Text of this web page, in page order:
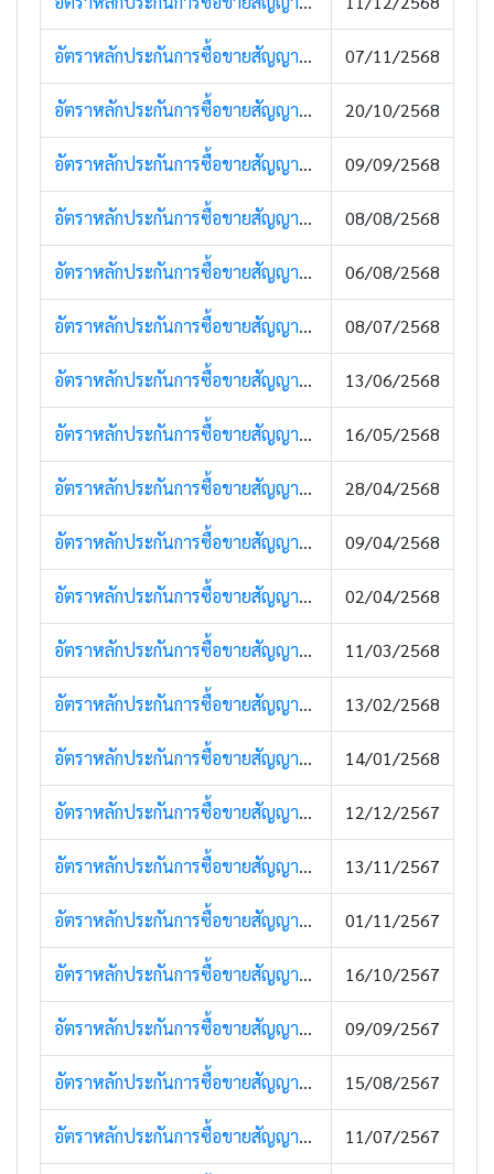
อัตราหลักประกันการซื้อขายสัญญาซื้อขายล่วงหน้า (11 พฤศจิกายน 2568) 07/11/2568
อัตราหลักประกันการซื้อขายสัญญาซื้อขายล่วงหน้า (16 ตุลาคม 2568) 20/10/2568
อัตราหลักประกันการซื้อขายสัญญาซื้อขายล่วงหน้า (10 กันยายน 2568) 09/09/2568
อัตราหลักประกันการซื้อขายสัญญาซื้อขายล่วงหน้า (Super Margin) (8 สิงหาคม 2568) 08/08/2568
อัตราหลักประกันการซื้อขายสัญญาซื้อขายล่วงหน้า (8 สิงหาคม 2568) 06/08/2568
อัตราหลักประกันการซื้อขายสัญญาซื้อขายล่วงหน้า (8 กรกฎาคม 2568) 08/07/2568
อัตราหลักประกันการซื้อขายสัญญาซื้อขายล่วงหน้า (13 มิถุนายน 2568) 13/06/2568
อัตราหลักประกันการซื้อขายสัญญาซื้อขายล่วงหน้า (16 พฤษภาคม 2568) 16/05/2568
อัตราหลักประกันการซื้อขายสัญญาซื้อขายล่วงหน้า (28 เมษายน 2568) 28/04/2568
อัตราหลักประกันการซื้อขายสัญญาซื้อขายล่วงหน้า (10 เมษายน 2568) 09/04/2568
อัตราหลักประกันการซื้อขายสัญญาซื้อขายล่วงหน้า (2 เมษายน 2568) 02/04/2568
อัตราหลักประกันการซื้อขายสัญญาซื้อขายล่วงหน้า (12 มีนาคม 2568) 11/03/2568
อัตราหลักประกันการซื้อขายสัญญาซื้อขายล่วงหน้า (13 กุมภาพันธ์ 2568) 13/02/2568
อัตราหลักประกันการซื้อขายสัญญาซื้อขายล่วงหน้า (15 มกราคม 2568) 14/01/2568
อัตราหลักประกันการซื้อขายสัญญาซื้อขายล่วงหน้า (12 ธันวาคม 2567) 12/12/2567
อัตราหลักประกันการซื้อขายสัญญาซื้อขายล่วงหน้า (13 พฤศจิกายน 2567) 13/11/2567
อัตราหลักประกันการซื้อขายสัญญาซื้อขายล่วงหน้า (4 พฤศจิกายน 2567) 01/11/2567
อัตราหลักประกันการซื้อขายสัญญาซื้อขายล่วงหน้า (17 ตุลาคม 2567) 16/10/2567
อัตราหลักประกันการซื้อขายสัญญาซื้อขายล่วงหน้า (11 กันยายน 2567) 09/09/2567
อัตราหลักประกันการซื้อขายสัญญาซื้อขายล่วงหน้า (15 สิงหาคม 2567) 15/08/2567
อัตราหลักประกันการซื้อขายสัญญาซื้อขายล่วงหน้า (11 กรกฎาคม 2567) 11/07/2567